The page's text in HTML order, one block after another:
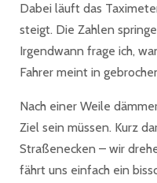
Dabei läuft das
steigt. Die Zahlen
Irgendwann frage ich,
Fahrer meint in
Nach einer Weile
Ziel sein müssen. Kurz
Straßenecken – wir
fährt uns einfach ein